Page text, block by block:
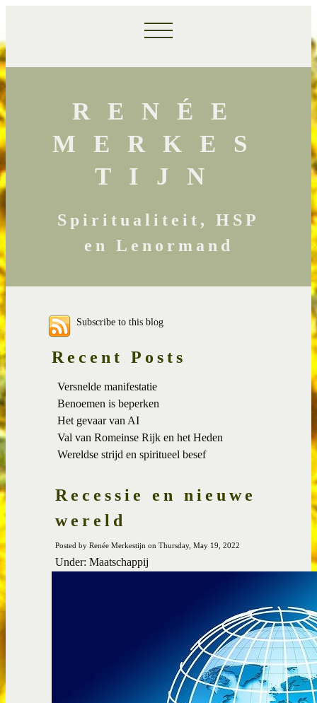
RENÉE
MERKES
TIJN
Spiritualiteit, HSP
en Lenormand
Subscribe to this blog
Recent Posts
Versnelde manifestatie
Benoemen is beperken
Het gevaar van AI
Val van Romeinse Rijk en het Heden
Wereldse strijd en spiritueel besef
Recessie en nieuwe
wereld
Posted by Renée Merkestijn on Thursday, May 19, 2022
Under: Maatschappij